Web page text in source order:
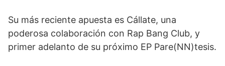
Su más reciente apuesta es Cállate, una
poderosa colaboración con Rap Bang Club, y
primer adelanto de su próximo EP Pare(NN)tesis.